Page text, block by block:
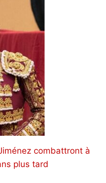
combattront à
plus tard